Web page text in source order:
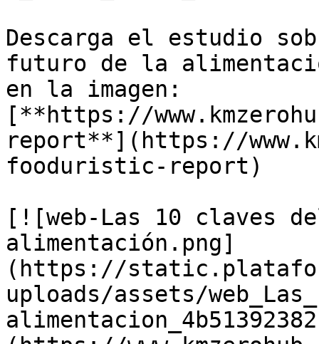
Descarga el estudio
futuro de la
en la imagen:
[**https://
report**](https://
fooduristic-report)
[![web-Las 10 claves
alimentación.png]
(https://
uploads/assets/